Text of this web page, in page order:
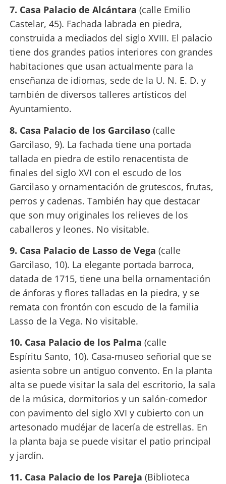
7. Casa Palacio de Alcántara (calle Emilio
Castelar, 45). Fachada labrada en piedra,
construida a mediados del siglo XVIII. El palacio
tiene dos grandes patios interiores con grandes
habitaciones que usan actualmente para la
enseñanza de idiomas, sede de la U. N. E. D. y
también de diversos talleres artísticos del
Ayuntamiento.
8. Casa Palacio de los Garcilaso(calle
Garcilaso, 9). La fachada tiene una portada
tallada en piedra de estilo renacentista de
finales del siglo XVI con el escudo de los
Garcilaso y ornamentación de grutescos, frutas,
perros y cadenas. También hay que destacar
que son muy originales los relieves de los
caballeros y leones. No visitable.
9. Casa Palacio de Lasso de Vega (calle
Garcilaso, 10). La elegante portada barroca,
datada de 1715, tiene una bella ornamentación
de ánforas y flores talladas en la piedra, y se
remata con frontón con escudo de la familia
Lasso de la Vega. No visitable.
10. Casa Palacio de los Palma (calle
Espíritu Santo, 10). Casa-museo señorial que se
asienta sobre un antiguo convento. En la planta
alta se puede visitar la sala del escritorio, la sala
de la música, dormitorios y un salón-comedor
con pavimento del siglo XVI y cubierto con un
artesonado mudéjar de lacería de estrellas. En
la planta baja se puede visitar el patio principal
y jardín.
11. Casa Palacio de los Pareja (Biblioteca